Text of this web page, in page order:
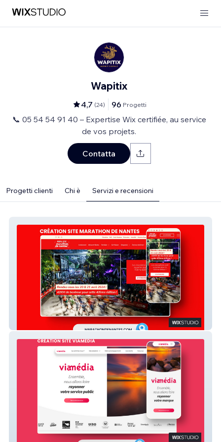
Wapitix
4,7 (24) 96 Progetti
📞 05 54 54 91 40 – Expertise Wix certifiée, au service
de vos projets.
Contatta
Progetti clienti Chi è Servizi e recensioni
MARATHON DE NANTES